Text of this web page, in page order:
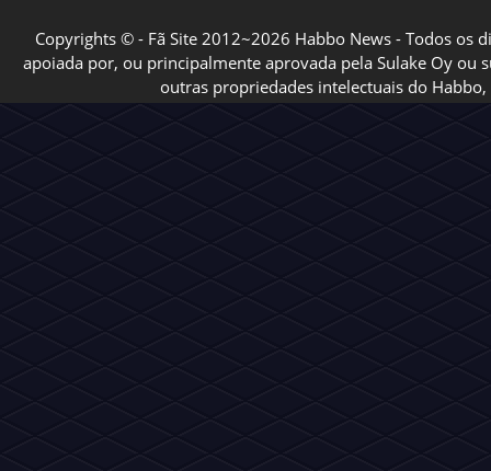
Copyrights © - Fã Site 2012~2026 Habbo News - Todos os
apoiada por, ou principalmente aprovada pela Sulake Oy ou
outras propriedades intelectuais do